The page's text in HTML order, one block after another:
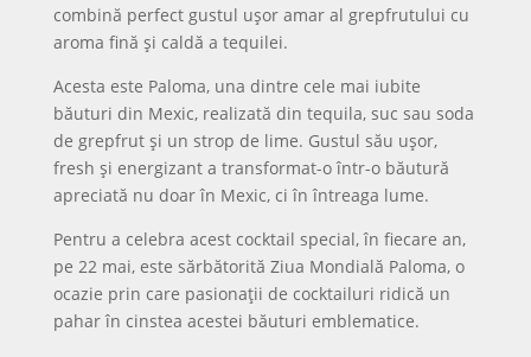
combină perfect gustul ușor amar al grepfrutului cu
aroma fină și caldă a tequilei.
Acesta este Paloma, una dintre cele mai iubite
băuturi din Mexic, realizată din tequila, suc sau soda
de grepfrut și un strop de lime. Gustul său ușor,
fresh și energizant a transformat-o într-o băutură
apreciată nu doar în Mexic, ci în întreaga lume.
Pentru a celebra acest cocktail special, în fiecare an,
pe 22 mai, este sărbătorită Ziua Mondială Paloma, o
ocazie prin care pasionații de cocktailuri ridică un
pahar în cinstea acestei băuturi emblematice.